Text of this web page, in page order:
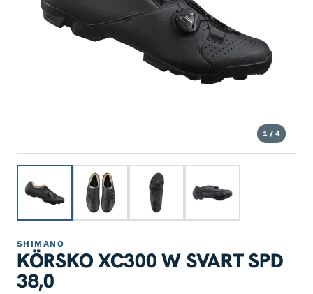
1 / 4
SHIMANO
KÖRSKO XC300 W SVART SPD
38,0